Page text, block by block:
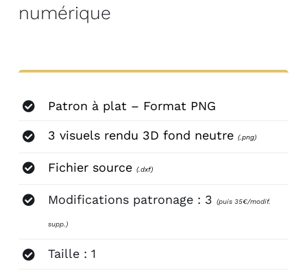
numérique
Patron à plat – Format PNG
3 visuels rendu 3D fond neutre(.png)
Fichier source(.dxf)
Modifications patronage : 3(puis 35€/modif.
supp.)
Taille : 1